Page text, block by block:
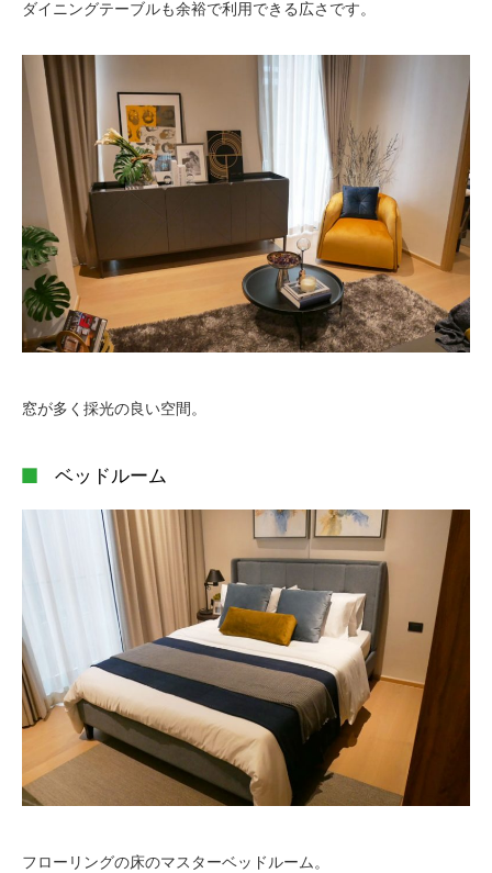
ダイニングテーブルも余裕で利用できる広さです。
窓が多く採光の良い空間。
ベッドルーム
フローリングの床のマスターベッドルーム。